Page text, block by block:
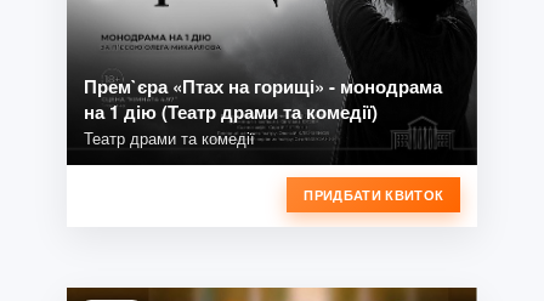
Прем`єра «Птах на горищі» - монодрама
на 1 дію (Театр драми та комедії)
Театр драми та комедії
ПРИДБАТИ КВИТОК